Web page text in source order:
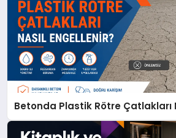
Betonda Plastik Rötre Çatlakları